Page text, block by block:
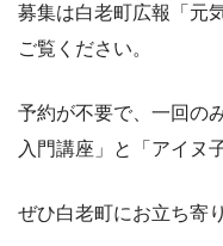
募集は白老町広報「元
ご覧ください。
予約が不要で、一回の
入門講座」と「アイヌ
ぜひ白老町にお立ち寄